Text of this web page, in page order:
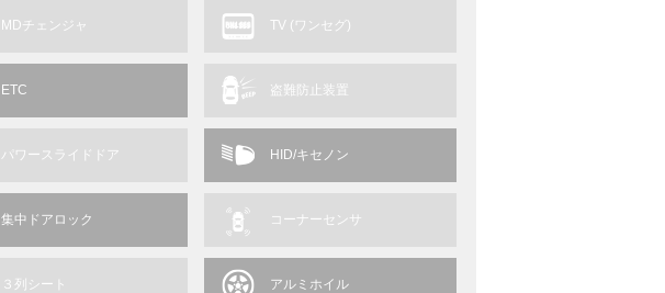
MDチェンジャ TV (ワンセグ)
ETC 盗難防止装置
パワースライドドア HID/キセノン
集中ドアロック コーナーセンサ
３列シート アルミホイル